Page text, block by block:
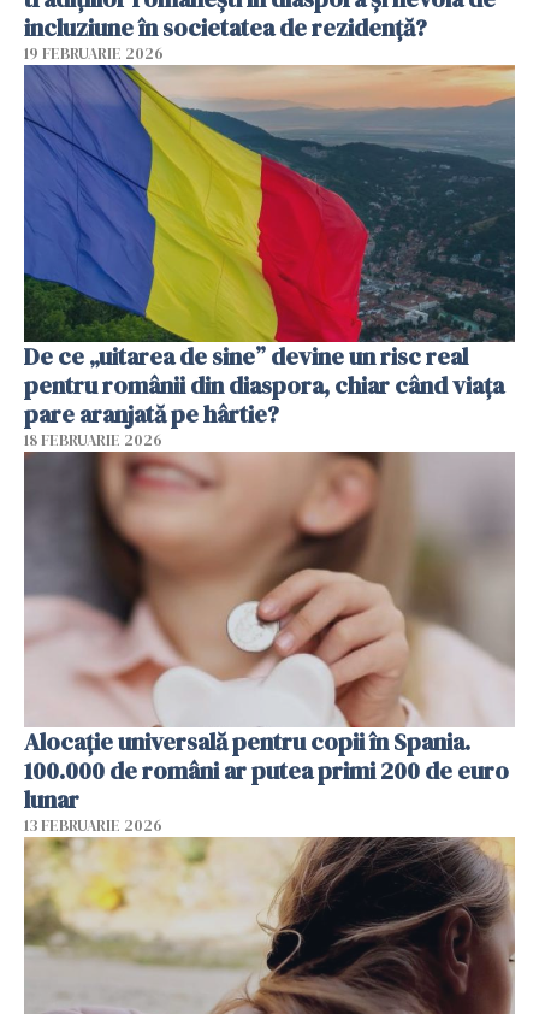
incluziune în societatea de rezidență?
19 FEBRUARIE 2026
De ce „uitarea de sine” devine un risc real
pentru românii din diaspora, chiar când viața
pare aranjată pe hârtie?
18 FEBRUARIE 2026
Alocație universală pentru copii în Spania.
100.000 de români ar putea primi 200 de euro
lunar
13 FEBRUARIE 2026